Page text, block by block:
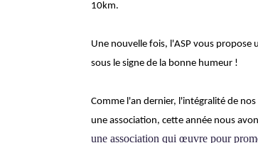
10km.
Une nouvelle fois, l'ASP vous propose
sous le signe de la bonne humeur !
Comme l'an dernier, l'intégralité de
une association, cette année nous
une association qui œuvre pour